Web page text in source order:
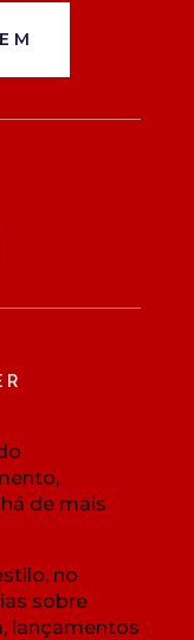
de mais
no
sobre
lançamentos